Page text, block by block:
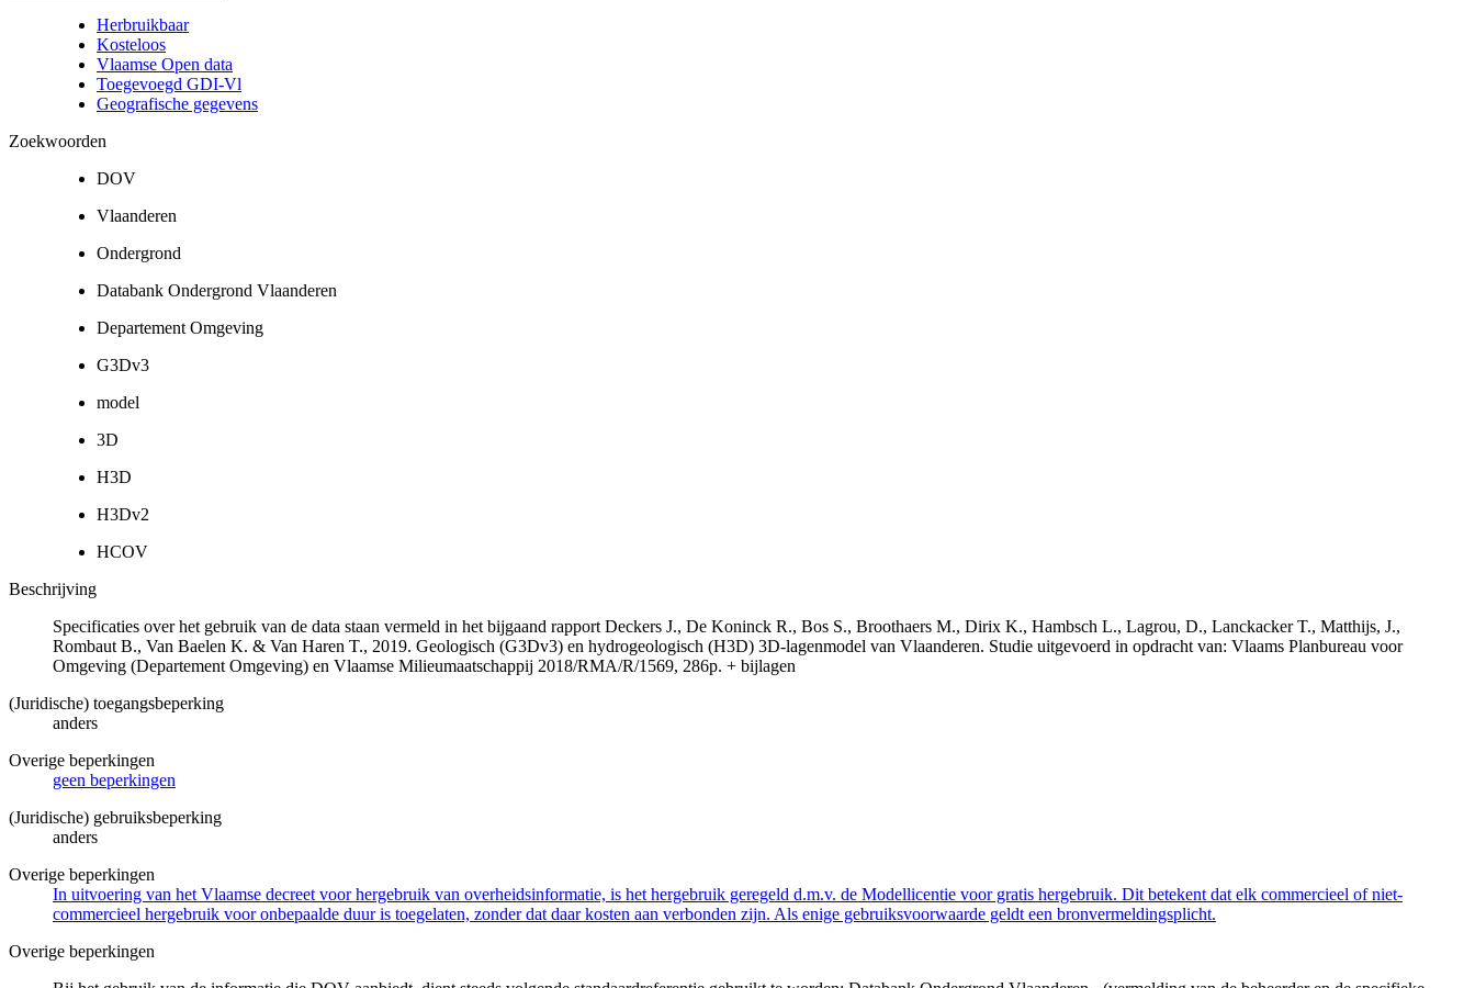
Herbruikbaar
Kosteloos
Vlaamse Open data
Toegevoegd GDI-Vl
Geografische gegevens
Zoekwoorden
DOV
Vlaanderen
Ondergrond
Databank Ondergrond Vlaanderen
Departement Omgeving
G3Dv3
model
3D
H3D
H3Dv2
HCOV
Beschrijving
Specificaties over het gebruik van de data staan vermeld in het bijgaand rapport Deckers J., De Koninck R., Bos S., Broothaers M., Dirix K., Hambsch L., Lagrou, D., Lanckacker T., Matthijs, J.,
Rombaut B., Van Baelen K. & Van Haren T., 2019. Geologisch (G3Dv3) en hydrogeologisch (H3D) 3D-lagenmodel van Vlaanderen. Studie uitgevoerd in opdracht van: Vlaams Planbureau voor
Omgeving (Departement Omgeving) en Vlaamse Milieumaatschappij 2018/RMA/R/1569, 286p. + bijlagen
(Juridische) toegangsbeperking
anders
Overige beperkingen
geen beperkingen
(Juridische) gebruiksbeperking
anders
Overige beperkingen
In uitvoering van het Vlaamse decreet voor hergebruik van overheidsinformatie, is het hergebruik geregeld d.m.v. de Modellicentie voor gratis hergebruik. Dit betekent dat elk commercieel of niet-
commercieel hergebruik voor onbepaalde duur is toegelaten, zonder dat daar kosten aan verbonden zijn. Als enige gebruiksvoorwaarde geldt een bronvermeldingsplicht.
Overige beperkingen